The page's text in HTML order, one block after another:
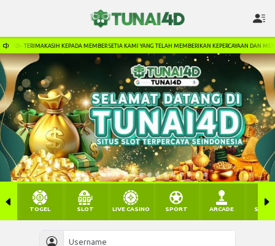
SETIA KAMI YANG TELAH MEMBERIKAN KEPERCAYAAN DAN MENDUKUNG KAMI. LINK SITUS :
TOGEL SLOT LIVE CASINO SPORT ARCADE